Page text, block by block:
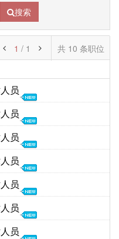
搜索
共 10 条职位
1 / 1
员
26年01月22日
员
25年01月14日
员
24年02月20日
员
22年03月18日
员
20年12月15日
员
19年12月11日
员